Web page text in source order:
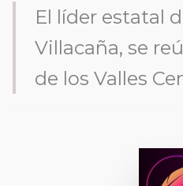
El líder estatal
Villacaña, se
de los Valles